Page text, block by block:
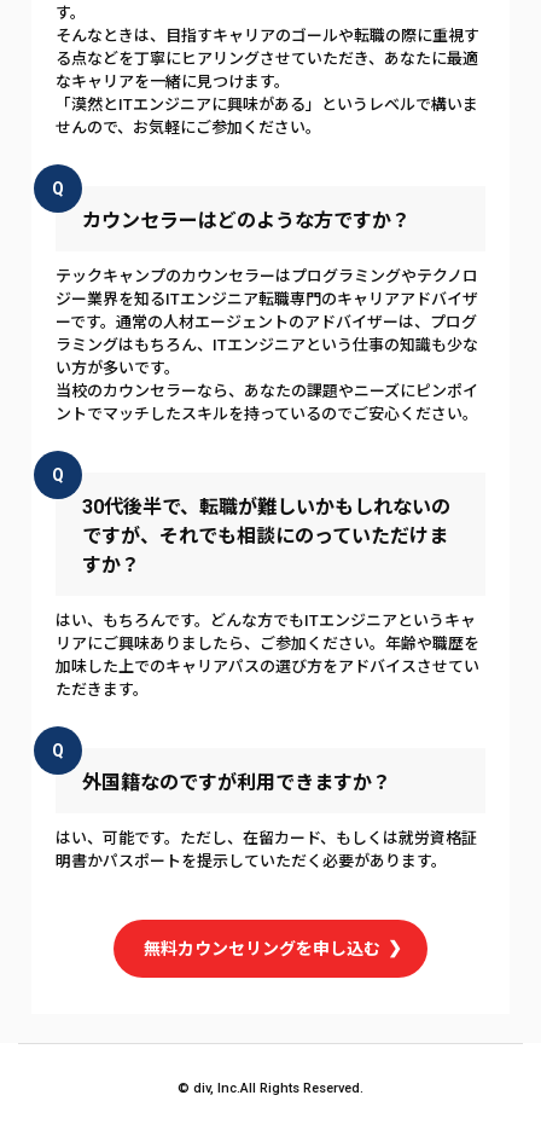
す。
そんなときは、目指すキャリアのゴールや転職の際に重視す
る点などを丁寧にヒアリングさせていただき、あなたに最適
なキャリアを一緒に見つけます。
「漠然とITエンジニアに興味がある」というレベルで構いま
せんので、お気軽にご参加ください。
Q
カウンセラーはどのような方ですか？
テックキャンプのカウンセラーはプログラミングやテクノロ
ジー業界を知るITエンジニア転職専門のキャリアアドバイザ
ーです。通常の人材エージェントのアドバイザーは、プログ
ラミングはもちろん、ITエンジニアという仕事の知識も少な
い方が多いです。
当校のカウンセラーなら、あなたの課題やニーズにピンポイ
ントでマッチしたスキルを持っているのでご安心ください。
Q
30代後半で、転職が難しいかもしれないの
ですが、それでも相談にのっていただけま
すか？
はい、もちろんです。どんな方でもITエンジニアというキャ
リアにご興味ありましたら、ご参加ください。年齢や職歴を
加味した上でのキャリアパスの選び方をアドバイスさせてい
ただきます。
Q
外国籍なのですが利用できますか？
はい、可能です。ただし、在留カード、もしくは就労資格証
明書かパスポートを提示していただく必要があります。
無料カウンセリングを申し込む
© div, Inc.All Rights Reserved.